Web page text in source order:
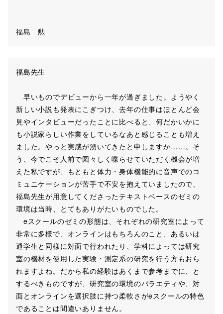
福島 勲
福島先生
早いものでデビューから一年が過ぎました。ようやく
新しい小説も発表にこぎつけ、去年の仕事はほとんど会
見やインタビューだったことに比べると、何だかいかに
も小説家らしい作業をしているなあと感じることも増え
ました。やっと実感が湧いてきたと申しますか……。そ
う、今でこそ人前で図々しく喋らせていただく機会が増
えた私ですが、もともと体力・身体機能的に音声でのコ
ミュニケーションが苦手で不安を抱えていましたので、
福島先生が用意してくださったテキストベースのゼミの
環境は当時、とてもありがたいものでした。
eスクールのゼミの形態は、それぞれの研究室によって
非常に多様で、オンラインはもちろんのこと、あるいは
通学生と同様に対面で行われたり、学科によっては研究
室の機材を使用した実験・測定系の研究を行う方もおら
れますよね。だから私の経験はあくまで参考までに、と
するべきものですが、研究室の環境のバラエティや、対
面とオンラインを選択肢に持つ柔軟さがeスクールの特色
であることは間違いありません。